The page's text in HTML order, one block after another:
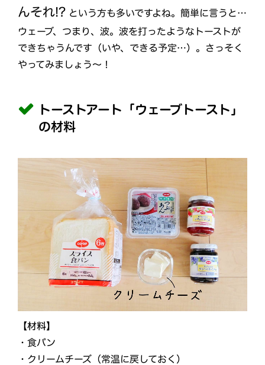
んそれ!? という方も多いですよね。簡単に言うと…
ウェーブ、つまり、波。波を打ったようなトーストが
できちゃうんです（いや、できる予定…）。さっそく
やってみましょう～！
トーストアート「ウェーブトースト」
の材料
【材料】
・食パン
・クリームチーズ（常温に戻しておく）